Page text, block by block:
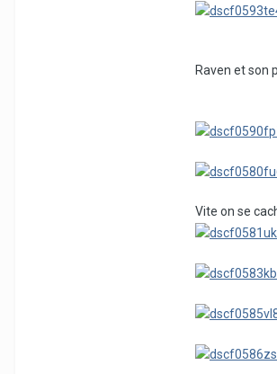
Raven et son
Vite on se